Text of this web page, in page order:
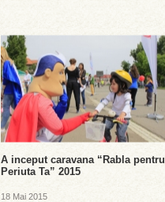
A inceput caravana “Rabla pentru
Periuta Ta” 2015
18 Mai 2015